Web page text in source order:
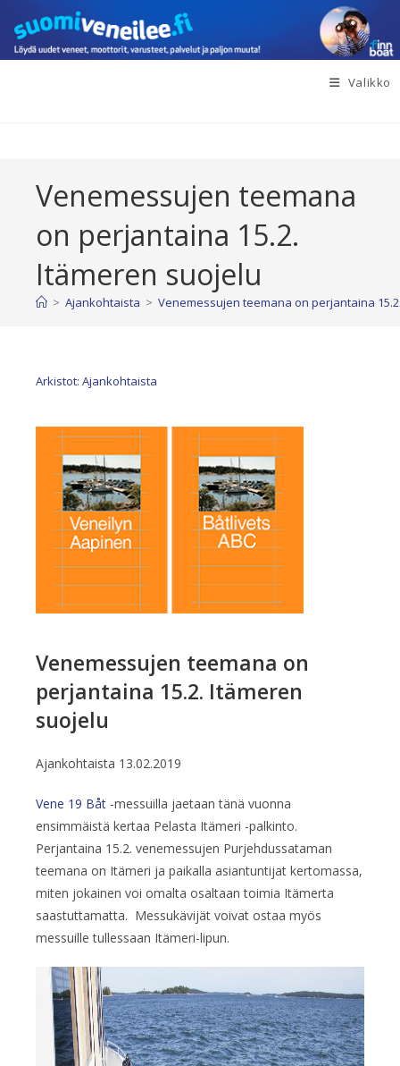
suoraan
sisältöön
Valikko
Venemessujen teemana
on perjantaina 15.2.
Itämeren suojelu
> Ajankohtaista > Venemessujen teemana on perjantaina
Arkistot: Ajankohtaista
Venemessujen teemana on
perjantaina 15.2. Itämeren
suojelu
Ajankohtaista 13.02.2019
Vene 19 Båt -messuilla jaetaan tänä vuonna
ensimmäistä kertaa Pelasta Itämeri -palkinto.
Perjantaina 15.2. venemessujen Purjehdussataman
teemana on Itämeri ja paikalla asiantuntijat kertomassa,
miten jokainen voi omalta osaltaan toimia Itämerta
saastuttamatta. Messukävijät voivat ostaa myös
messuille tullessaan Itämeri-lipun.